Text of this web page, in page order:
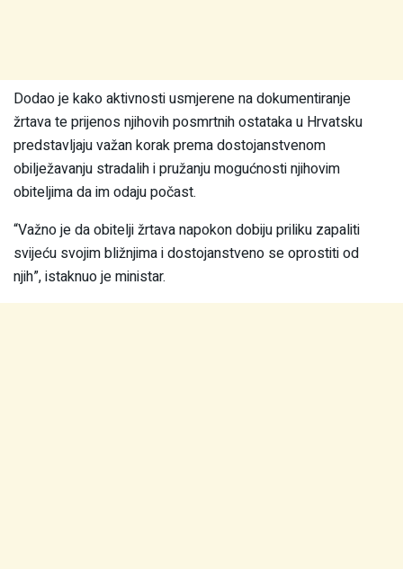
Dodao je kako aktivnosti usmjerene na dokumentiranje
žrtava te prijenos njihovih posmrtnih ostataka u Hrvatsku
predstavljaju važan korak prema dostojanstvenom
obilježavanju stradalih i pružanju mogućnosti njihovim
obiteljima da im odaju počast.
“Važno je da obitelji žrtava napokon dobiju priliku zapaliti
svijeću svojim bližnjima i dostojanstveno se oprostiti od
njih”, istaknuo je ministar.